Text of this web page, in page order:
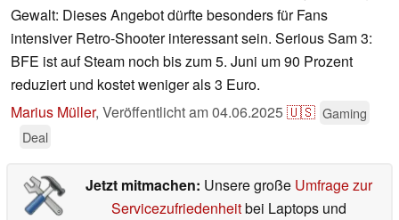
Gewalt: Dieses Angebot dürfte besonders für Fans
intensiver Retro-Shooter interessant sein. Serious Sam 3:
BFE ist auf Steam noch bis zum 5. Juni um 90 Prozent
reduziert und kostet weniger als 3 Euro.
Marius Müller, Veröffentlicht am04.06.2025🇺🇸 Gaming
Deal
Jetzt mitmachen: Unsere große Umfrage zur
Servicezufriedenheitbei Laptops und